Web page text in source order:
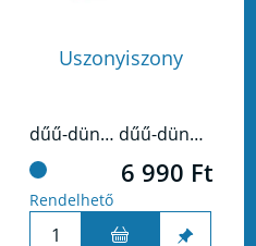
Uszonyiszony
dűű-dün… dűű-dün… dűű-dün-dűű-dün!
6 990 Ft
Rendelhető